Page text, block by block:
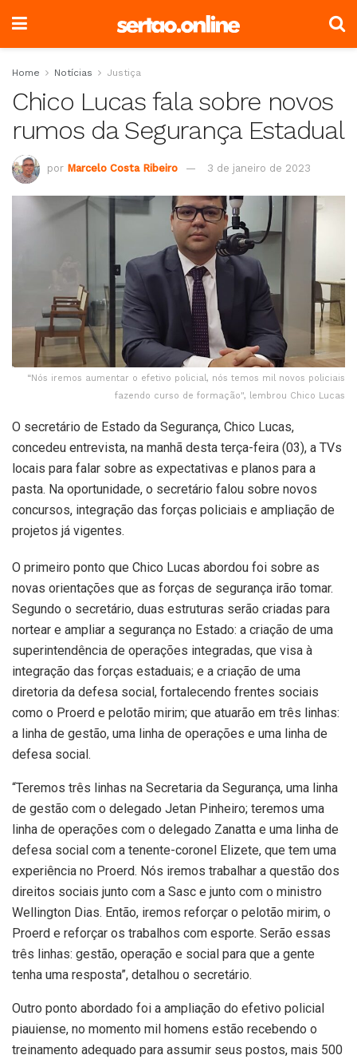
Home Notícias Justiça
Chico Lucas fala sobre novos
rumos da Segurança Estadual
por Marcelo Costa Ribeiro 3 de janeiro de 2023
“Nós iremos aumentar o efetivo policial, nós temos mil novos policiais
fazendo curso de formação", lembrou Chico Lucas
O secretário de Estado da Segurança, Chico Lucas,
concedeu entrevista, na manhã desta terça-feira (03), a TVs
locais para falar sobre as expectativas e planos para a
pasta. Na oportunidade, o secretário falou sobre novos
concursos, integração das forças policiais e ampliação de
projetos já vigentes.
O primeiro ponto que Chico Lucas abordou foi sobre as
novas orientações que as forças de segurança irão tomar.
Segundo o secretário, duas estruturas serão criadas para
nortear e ampliar a segurança no Estado: a criação de uma
superintendência de operações integradas, que visa à
integração das forças estaduais; e a criação de uma
diretoria da defesa social, fortalecendo frentes sociais
como o Proerd e pelotão mirim; que atuarão em três linhas:
a linha de gestão, uma linha de operações e uma linha de
defesa social.
“Teremos três linhas na Secretaria da Segurança, uma linha
de gestão com o delegado Jetan Pinheiro; teremos uma
linha de operações com o delegado Zanatta e uma linha de
defesa social com a tenente-coronel Elizete, que tem uma
experiência no Proerd. Nós iremos trabalhar a questão dos
direitos sociais junto com a Sasc e junto com o ministro
Wellington Dias. Então, iremos reforçar o pelotão mirim, o
Proerd e reforçar os trabalhos com esporte. Serão essas
três linhas: gestão, operação e social para que a gente
tenha uma resposta”, detalhou o secretário.
Outro ponto abordado foi a ampliação do efetivo policial
piauiense, no momento mil homens estão recebendo o
treinamento adequado para assumir seus postos, mais 500